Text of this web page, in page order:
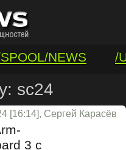
NEWS
/
sc24
[16:14], Сергей Карасёв
3 с